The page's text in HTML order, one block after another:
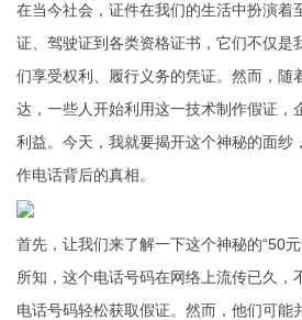
在当今社会，证件在我们的生活中扮演着
证、驾驶证到各类资格证书，它们不仅是
们享受权利、履行义务的凭证。然而，随
达，一些人开始利用这一技术制作假证，
利益。今天，我就要揭开这个神秘的面纱
作电话背后的真相。
首先，让我们来了解一下这个神秘的“50
所知，这个电话号码在网络上流传已久，
电话号码轻松获取假证。然而，他们可能